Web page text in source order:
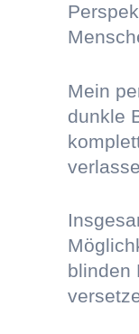
Mein
dunkle
blinden